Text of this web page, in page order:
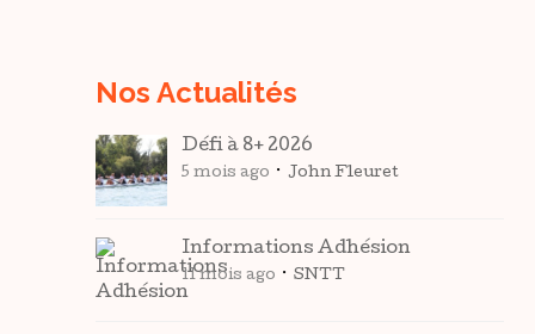
Nos Actualités
Défi à 8+ 2026
5 mois ago John Fleuret
Informations Adhésion
11 mois ago SNTT